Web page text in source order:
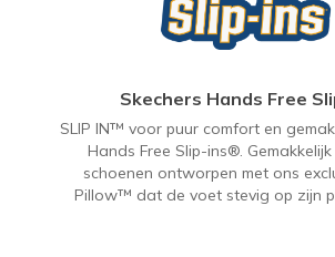
Skechers Hands Free
SLIP IN™ voor puur comfort en
Hands Free Slip-ins®.
schoenen ontworpen met ons
Pillow™ dat de voet stevig op zijn